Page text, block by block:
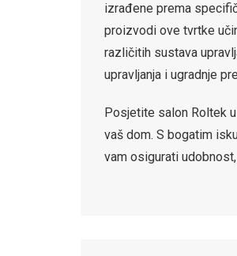
izrađene prema
proizvodi ove tvrtke
različitih sustava
upravljanja i ugradnje
Posjetite salon Roltek
vaš dom. S bogatim
vam osigurati